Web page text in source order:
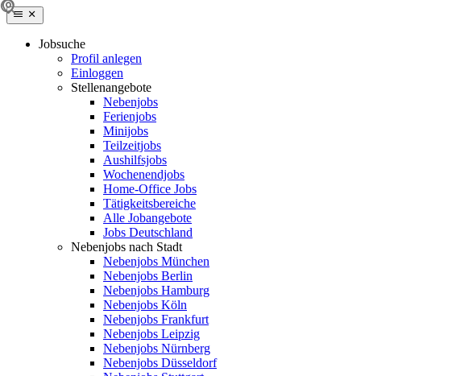
Jobsuche
Profil anlegen
Einloggen
Stellenangebote
Nebenjobs
Ferienjobs
Minijobs
Teilzeitjobs
Aushilfsjobs
Wochenendjobs
Home-Office Jobs
Tätigkeitsbereiche
Alle Jobangebote
Jobs Deutschland
Nebenjobs nach Stadt
Nebenjobs München
Nebenjobs Berlin
Nebenjobs Hamburg
Nebenjobs Köln
Nebenjobs Frankfurt
Nebenjobs Leipzig
Nebenjobs Nürnberg
Nebenjobs Düsseldorf